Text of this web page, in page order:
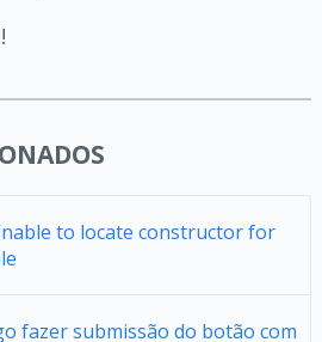
to locate constructor for
fazer submissão do botão com